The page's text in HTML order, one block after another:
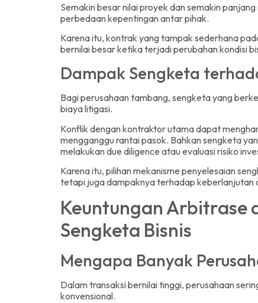
Semakin besar nilai proyek dan semakin
perbedaan kepentingan antar pihak.
Karena itu, kontrak yang tampak sederhana
bernilai besar ketika terjadi perubahan kondisi
Dampak Sengketa
Bagi perusahaan tambang, sengketa yang
biaya litigasi.
Konflik dengan kontraktor utama dapat
mengganggu rantai pasok. Bahkan sengketa
melakukan due diligence atau evaluasi risiko
Karena itu, pilihan mekanisme penyelesaian
tetapi juga dampaknya terhadap keberlanjutan
Keuntungan Arbitrase
Sengketa Bisnis
Mengapa Banyak
Dalam transaksi bernilai tinggi, perusahaan
konvensional.